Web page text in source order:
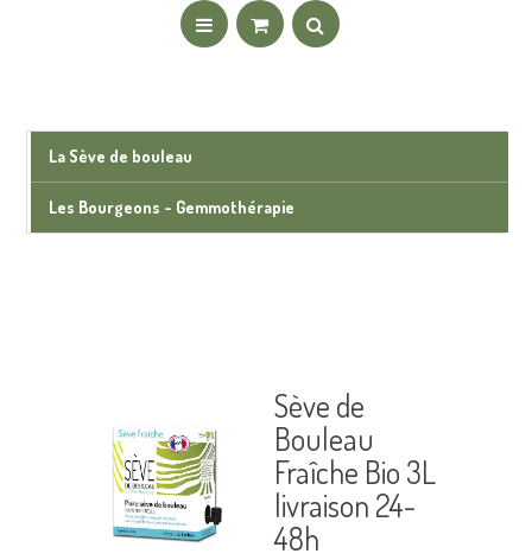
La Sève de bouleau
Les Bourgeons - Gemmothérapie
Sève de
Bouleau
Fraîche Bio 3L
livraison 24-
48h